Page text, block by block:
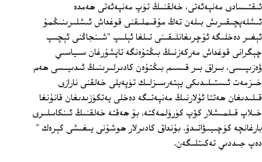
ئىقتىسادى مەنپەئەتى، خەلقنىڭ تۈپ مەنپەئەتى ھەمدە
ئىشلەپچىقىرىش بىلەن تەڭ مۇقىملىقنى قوغداش ئىشلىرىنىڭمۇ
ئېغىر دەخلىگە ئۇچرىغانلىقىنى تىلغا ئېلىپ "شىنجاڭنى ئېچىپ
چېگرانى قوغداش مەركەزنىڭ بىڭتۇەنگە تاپشۇرغان سىياسىي
ۋەزىپىسى، بىراق بىر قىسىم بىڭتۇەن كادىرلىرىنىڭ ئىدىيىسى ھەم
خىزمەت ئىستىلىدىكى يېتەرسىزلىك تۈپەيلى خەلقنى نارازى
قىلىدىغان ھەتتا ئۇلارنىڭ مەنپەتىگە دەخلى يەتكۈزىدىغان قانۇنغا
خىلاپ قىلمىشلار كۆپ كۈرۈلمەكتە، بۇ ھەقتە خەلقنىڭ ئىنكاسلىرى
بارغانچە كۈچىيىۋاتىدۇ. بۇنداق كادىرلار ھوشۇنى يىغىشى كېرەك "
دەپ جىددىي تەكىتلىگەن.